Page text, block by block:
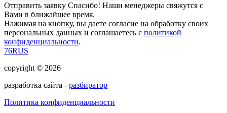
Отправить заявку Спасибо! Наши менеджеры свяжутся с
Вами в ближайшее время.
Нажимая на кнопку, вы даете согласие на обработку своих
персональных данных и соглашаетесь с политикой
конфиденциальности.
76RUS
copyright © 2026
разработка сайта - разбиратор
Политика конфиденциальности